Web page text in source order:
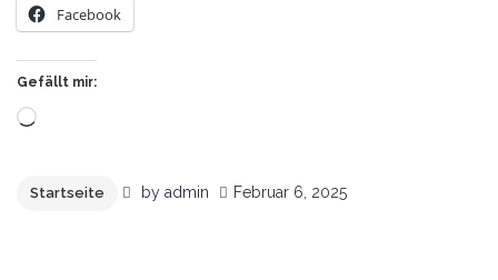
Facebook
Gefällt mir:
Wird
Startseite by admin Februar 6, 2025